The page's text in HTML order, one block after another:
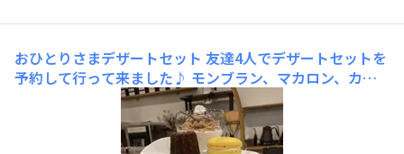
おひとりさまデザートセット 友達4人でデザートセットを
予約して行って来ました♪ モンブラン、マカロン、カヌ
レ、バウンドケーキ、クッキー、プチケーキ2種飲み物は
紅茶かコーヒーですが、紅茶にしました。 デザートでお
なかいっぱいです。